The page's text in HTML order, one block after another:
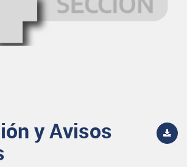
y Avisos